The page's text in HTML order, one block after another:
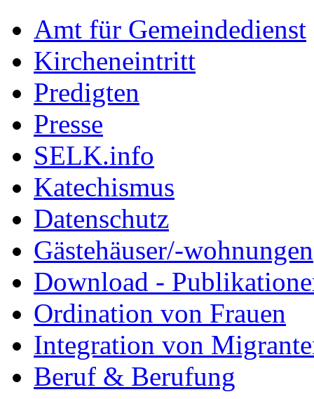
Amt für Gemeindedienst
Kircheneintritt
Predigten
Presse
SELK.info
Katechismus
Datenschutz
Gästehäuser/-wohnungen
Download -
Ordination von Frauen
Integration von
Beruf & Berufung